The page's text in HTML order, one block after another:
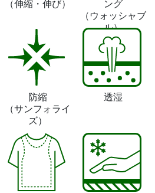
（伸縮・伸び）
ング
（ウォッシャブ
ル）
防縮
（サンフォライ
ズ）
透湿